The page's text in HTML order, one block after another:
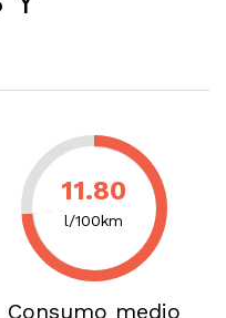
11.80
l/100km
Consumo medio